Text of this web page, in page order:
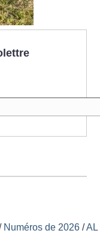
Numéros de 2026 /AL